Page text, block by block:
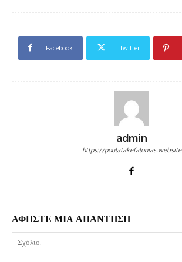
Facebook Twitter
admin
https://poulatakefalonias.website
ΑΦΗΣΤΕ ΜΙΑ ΑΠΑΝΤΗΣΗ